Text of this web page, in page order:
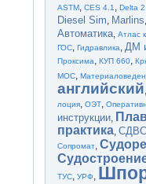
ASTM,CES 4.1 ,Delta
Diesel Sim, Marlins
Автоматика,Атлас
ГОС,Гидравлика,ДМ
Проксима,КУП 660,
МОС,
английский
лоция,ОЭТ,
инструкции,
практика,СДВС
Сопромат,
ТУС,УРФ,